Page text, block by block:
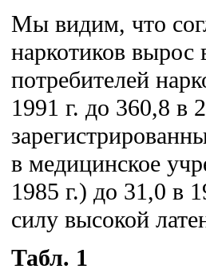
Мы видим, что
наркотиков вырос
потребителей
1991 г. до 360,8 в
в медицинское
1985 г.) до 31,0 в
силу высокой
Табл. 1